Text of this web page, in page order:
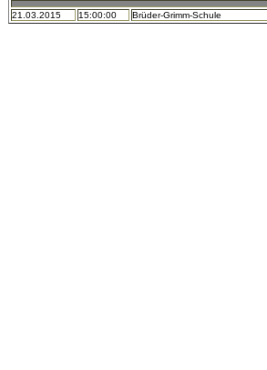
21.03.2015 15:00:00 Brüder-Grimm-Schule